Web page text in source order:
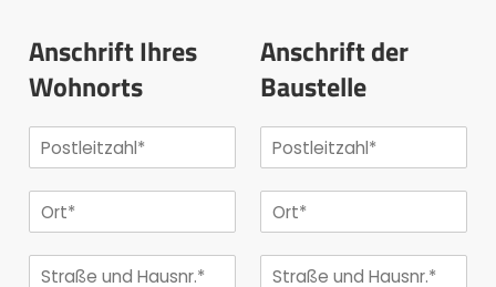
Anschrift Ihres
Wohnorts
Anschrift der
Baustelle